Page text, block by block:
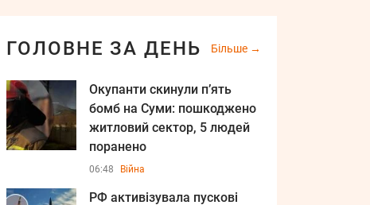
ГОЛОВНЕ ЗА ДЕНЬ Більше
Окупанти скинули п’ять
бомб на Суми: пошкоджено
житловий сектор, 5 людей
поранено
06:48 Війна
РФ активізувала пускові